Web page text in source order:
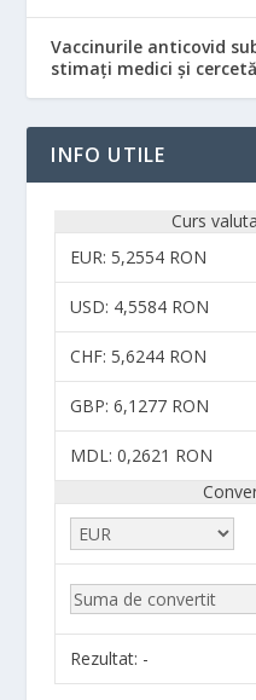
Vaccinurile anticovid
stimați medici și
INFO UTILE
Curs
EUR: 5,2554 RON
USD: 4,5584 RON
CHF: 5,6244 RON
GBP: 6,1277 RON
MDL: 0,2621 RON
Rezultat: -